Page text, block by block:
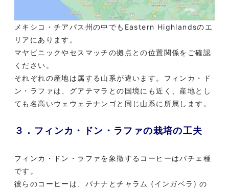
メキシコ・チアパス州の中でもEastern Highlandsのエ
リアにあります。
マヤビニックやセスマッチの拠点との位置関係をご確認
ください。
それぞれの産地は属する山系が違います。フィンカ・ド
ン・ラファは、グアテマラとの国境にも近く、産地とし
ても名高いウェウェテナンゴと同じ山系に所属します。
３．フィンカ・ドン・ラファの栽培の工夫
フィンカ・ドン・ラファを象徴するコーヒーはパチェ種
です。
彼らのコーヒーは、バナナとチャラム (インガベラ) の